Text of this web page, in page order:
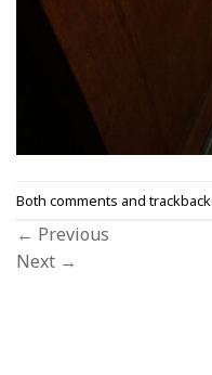
Both comments and
← Previous
Next →